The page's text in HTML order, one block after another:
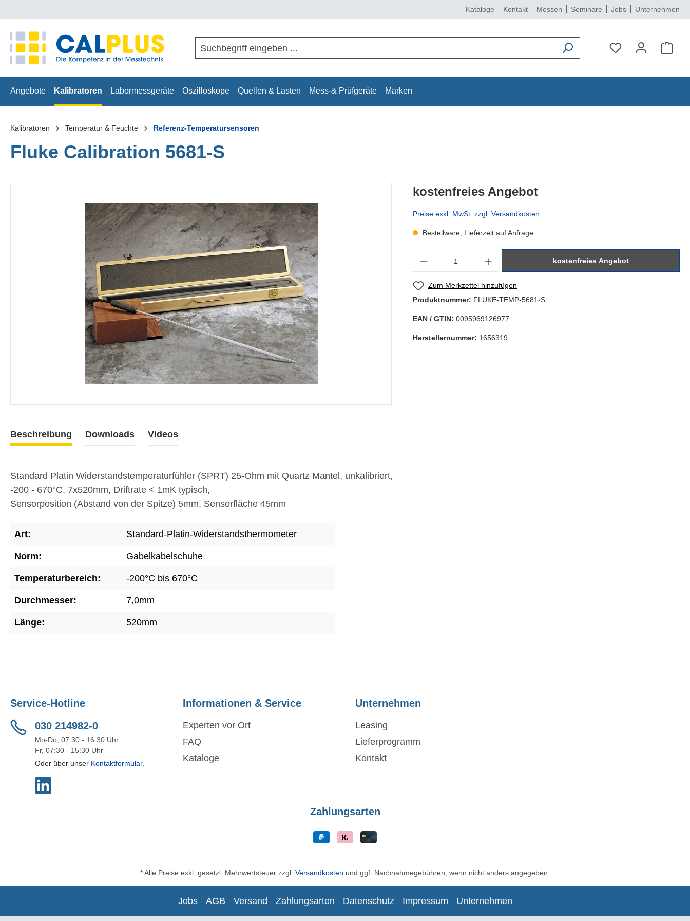
Kataloge Kontakt Messen Seminare Jobs Unternehmen
Angebote Kalibratoren Labormessgeräte Oszilloskope Quellen & Lasten Mess-& Prüfgeräte Marken
Kalibratoren Temperatur & Feuchte Referenz-Temperatursensoren
Fluke Calibration 5681-S
kostenfreies Angebot
Preise exkl. MwSt. zzgl. Versandkosten
Bestellware, Lieferzeit auf Anfrage
kostenfreies Angebot
Zum Merkzettel hinzufügen
Produktnummer: FLUKE-TEMP-5681-S
EAN / GTIN: 0095969126977
Herstellernummer: 1656319
Beschreibung Downloads Videos
Standard Platin Widerstandstemperaturfühler (SPRT) 25-Ohm mit Quartz Mantel, unkalibriert,
-200 - 670°C, 7x520mm, Driftrate < 1mK typisch,
Sensorposition (Abstand von der Spitze) 5mm, Sensorfläche 45mm
Art: Standard-Platin-Widerstandsthermometer
Norm: Gabelkabelschuhe
Temperaturbereich: -200°C bis 670°C
Durchmesser: 7,0mm
Länge: 520mm
Service-Hotline
030 214982-0
Mo-Do, 07:30 - 16:30 Uhr
Fr, 07:30 - 15:30 Uhr
Oder über unser Kontaktformular.
Informationen & Service
Experten vor Ort
FAQ
Kataloge
Unternehmen
Leasing
Lieferprogramm
Kontakt
Zahlungsarten
* Alle Preise exkl. gesetzl. Mehrwertsteuer zzgl. Versandkosten und ggf. Nachnahmegebühren, wenn nicht anders angegeben.
Jobs AGB Versand Zahlungsarten Datenschutz Impressum Unternehmen